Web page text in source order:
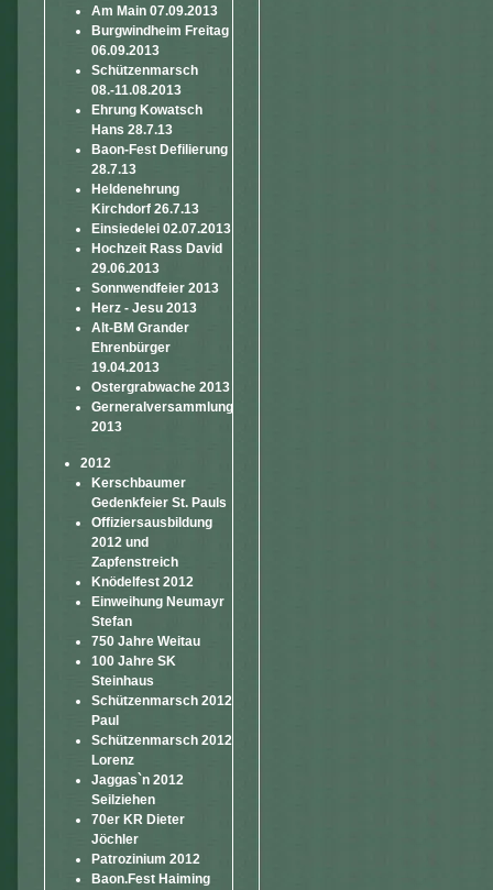
Am Main 07.09.2013
Burgwindheim Freitag
06.09.2013
Schützenmarsch
08.-11.08.2013
Ehrung Kowatsch
Hans 28.7.13
Baon-Fest Defilierung
28.7.13
Heldenehrung
Kirchdorf 26.7.13
Einsiedelei 02.07.2013
Hochzeit Rass David
29.06.2013
Sonnwendfeier 2013
Herz - Jesu 2013
Alt-BM Grander
Ehrenbürger
19.04.2013
Ostergrabwache 2013
Gerneralversammlung
2013
2012
Kerschbaumer
Gedenkfeier St. Pauls
Offiziersausbildung
2012 und
Zapfenstreich
Knödelfest 2012
Einweihung Neumayr
Stefan
750 Jahre Weitau
100 Jahre SK
Steinhaus
Schützenmarsch 2012
Paul
Schützenmarsch 2012
Lorenz
Jaggas`n 2012
Seilziehen
70er KR Dieter
Jöchler
Patrozinium 2012
Baon.Fest Haiming